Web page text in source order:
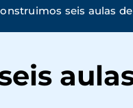
seis aulas